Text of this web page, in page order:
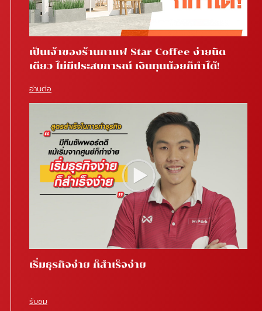
เป็นเจ้าของร้านกาแฟ Star Coffee ง่ายนิด
เดียว ไม่มีประสบการณ์ เงินทุนน้อยก็ทำได้!
อ่านต่อ
เริ่มธุรกิจง่าย ก็สำเร็จง่าย
รับชม